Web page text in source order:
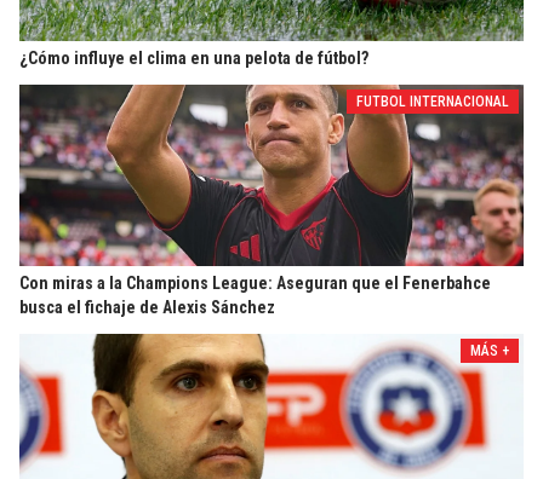
¿Cómo influye el clima en una pelota de fútbol?
FUTBOL INTERNACIONAL
Con miras a la Champions League: Aseguran que el Fenerbahce
busca el fichaje de Alexis Sánchez
MÁS +